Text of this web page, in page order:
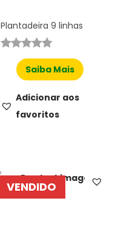
Plantadeira 9 linhas
Saiba Mais
Adicionar aos
favoritos
VENDIDO